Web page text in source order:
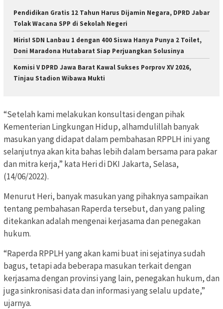
Pendidikan Gratis 12 Tahun Harus Dijamin Negara, DPRD Jabar
Tolak Wacana SPP di Sekolah Negeri
Miris! SDN Lanbau 1 dengan 400 Siswa Hanya Punya 2 Toilet,
Doni Maradona Hutabarat Siap Perjuangkan Solusinya
Komisi V DPRD Jawa Barat Kawal Sukses Porprov XV 2026,
Tinjau Stadion Wibawa Mukti
“Setelah kami melakukan konsultasi dengan pihak
Kementerian Lingkungan Hidup, alhamdulillah banyak
masukan yang didapat dalam pembahasan RPPLH ini yang
selanjutnya akan kita bahas lebih dalam bersama para pakar
dan mitra kerja,” kata Heri di DKI Jakarta, Selasa,
(14/06/2022).
Menurut Heri, banyak masukan yang pihaknya sampaikan
tentang pembahasan Raperda tersebut, dan yang paling
ditekankan adalah mengenai kerjasama dan penegakan
hukum.
“Raperda RPPLH yang akan kami buat ini sejatinya sudah
bagus, tetapi ada beberapa masukan terkait dengan
kerjasama dengan provinsi yang lain, penegakan hukum, dan
juga sinkronisasi data dan informasi yang selalu update,”
ujarnya.